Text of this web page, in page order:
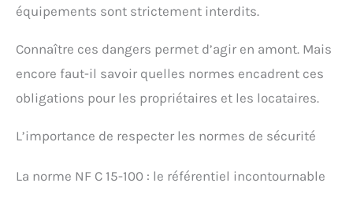
équipements sont strictement interdits.
Connaître ces dangers permet d’agir en amont. Mais
encore faut-il savoir quelles normes encadrent ces
obligations pour les propriétaires et les locataires.
L’importance de respecter les normes de sécurité
La norme NF C 15-100 : le référentiel incontournable